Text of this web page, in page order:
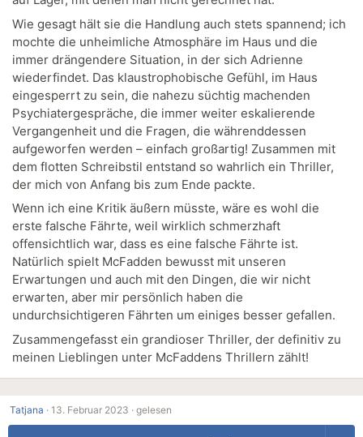
Wie gesagt hält sie die Handlung auch stets spannend; ich
mochte die unheimliche Atmosphäre im Haus und die
immer drängendere Situation, in der sich Adrienne
wiederfindet. Das klaustrophobische Gefühl, im Haus
eingesperrt zu sein, die nahezu süchtig machenden
Psychiatergespräche, die immer weiter eskalierende
Vergangenheit und die Fragen, die währenddessen
aufgeworfen werden – einfach großartig! Zusammen mit
dem flotten Schreibstil entstand so wahrlich ein Thriller,
der mich von Anfang bis zum Ende packte.
Wenn ich eine Kritik äußern müsste, wäre es wohl die
erste falsche Fährte, weil wirklich schmerzhaft
offensichtlich war, dass es eine falsche Fährte ist.
Natürlich spielt McFadden bewusst mit unseren
Erwartungen und auch mit den Dingen, die wir nicht
erwarten, aber mir persönlich haben die
undurchsichtigeren Fährten um einiges besser gefallen.
Zusammengefasst ein grandioser Thriller, der definitiv zu
meinen Lieblingen unter McFaddens Thrillern zählt!
Tatjana · 13. Februar 2023 · gelesen